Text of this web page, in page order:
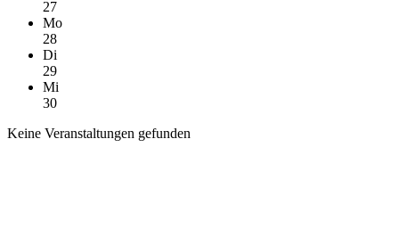
27
Mo
28
Di
29
Mi
30
Keine Veranstaltungen gefunden